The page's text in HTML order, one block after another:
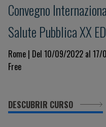
Convegno
Salute Pubblica XX
Rome | Del 10/09/2022 al
Free
DESCUBRIR CURSO